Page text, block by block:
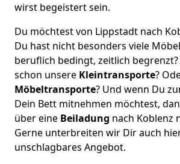
wirst begeistert sein.
Du möchtest von Lippstadt nach
Du hast nicht besonders viele
beruflich bedingt, zeitlich begrenzt?
schon unsere Kleintransporte?
Möbeltransporte? Und wenn Du
Dein Bett mitnehmen möchtest,
über eine Beiladung nach Koblenz
Gerne unterbreiten wir Dir auch
unschlagbares Angebot.